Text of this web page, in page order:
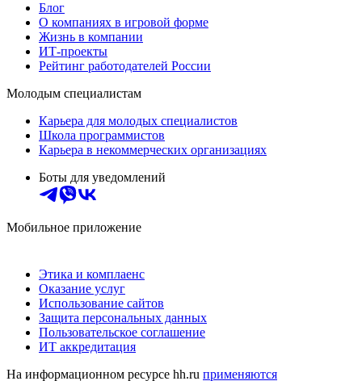
Блог
О компаниях в игровой форме
Жизнь в компании
ИТ-проекты
Рейтинг работодателей России
Молодым специалистам
Карьера для молодых специалистов
Школа программистов
Карьера в некоммерческих организациях
Боты для уведомлений
Мобильное приложение
Этика и комплаенс
Оказание услуг
Использование сайтов
Защита персональных данных
Пользовательское соглашение
ИТ аккредитация
На информационном ресурсе hh.ru применяются